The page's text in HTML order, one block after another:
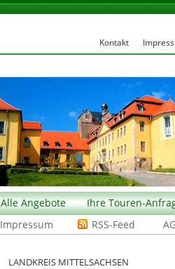
Alle Angebote Ihre Touren-
Impressum RSS-Feed
LANDKREIS MITTELSACHSEN
Kontakt